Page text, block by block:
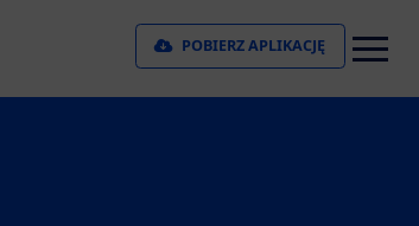
POBIERZ APLIKACJĘ